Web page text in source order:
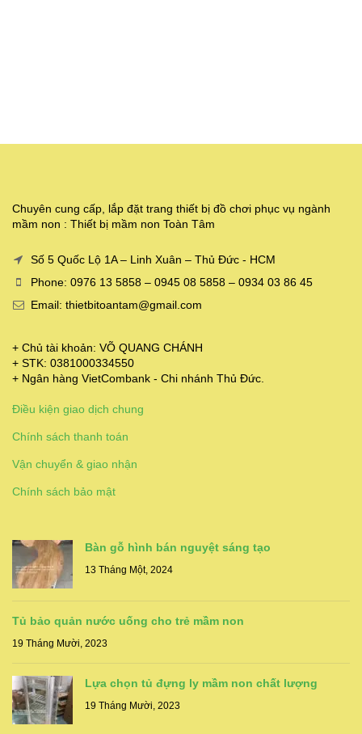
Chuyên cung cấp, lắp đặt trang thiết bị đồ chơi phục vụ ngành
mầm non : Thiết bị mầm non Toàn Tâm
Số 5 Quốc Lộ 1A – Linh Xuân – Thủ Đức - HCM
Phone: 0976 13 5858 – 0945 08 5858 – 0934 03 86 45
Email: thietbitoantam@gmail.com
+ Chủ tài khoản: VÕ QUANG CHÁNH
+ STK: 0381000334550
+ Ngân hàng VietCombank - Chi nhánh Thủ Đức.
Điều kiện giao dịch chung
Chính sách thanh toán
Vận chuyển & giao nhận
Chính sách bảo mật
Bàn gỗ hình bán nguyệt sáng tạo
13 Tháng Một, 2024
Tủ bảo quản nước uống cho trẻ mầm non
19 Tháng Mười, 2023
Lựa chọn tủ đựng ly mầm non chất lượng
19 Tháng Mười, 2023